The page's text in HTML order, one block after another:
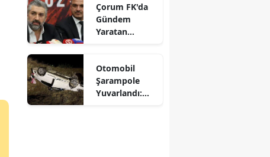
Hatay
Mersin
İstanbul
Çorum FK'da
Gündem
Yaratan
Otomobil
Şarampole
Yuvarlandı: